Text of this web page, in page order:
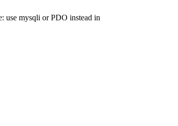
use mysqli or PDO instead in